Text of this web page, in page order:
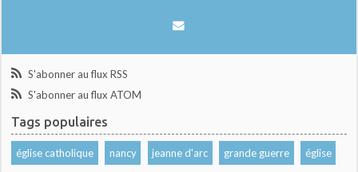
S'abonner au flux RSS
S'abonner au flux ATOM
Tags populaires
église catholique nancy jeanne d'arc grande guerre église